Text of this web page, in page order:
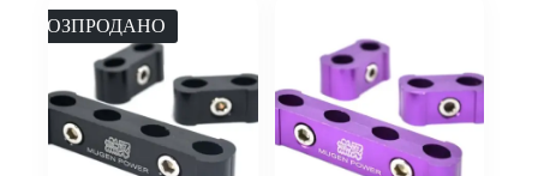
РОЗПРОДАНО